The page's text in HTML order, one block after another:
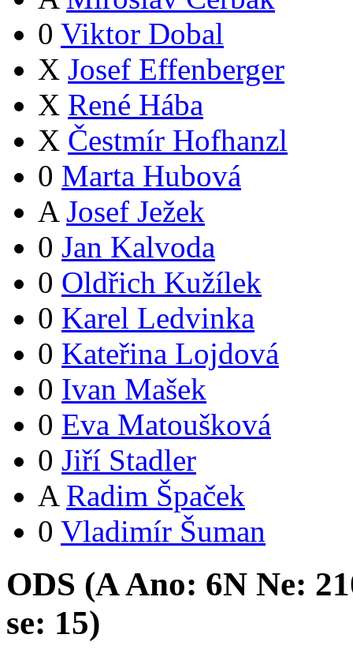
0 Viktor Dobal
X Josef Effenberger
X René Hába
X Čestmír Hofhanzl
0 Marta Hubová
A Josef Ježek
0 Jan Kalvoda
0 Oldřich Kužílek
0 Karel Ledvinka
0 Kateřina Lojdová
0 Ivan Mašek
0 Eva Matoušková
0 Jiří Stadler
A Radim Špaček
0 Vladimír Šuman
ODS (AAno: 6N Ne: 21
se: 15)